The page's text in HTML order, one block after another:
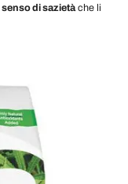
senso di sazietà che li